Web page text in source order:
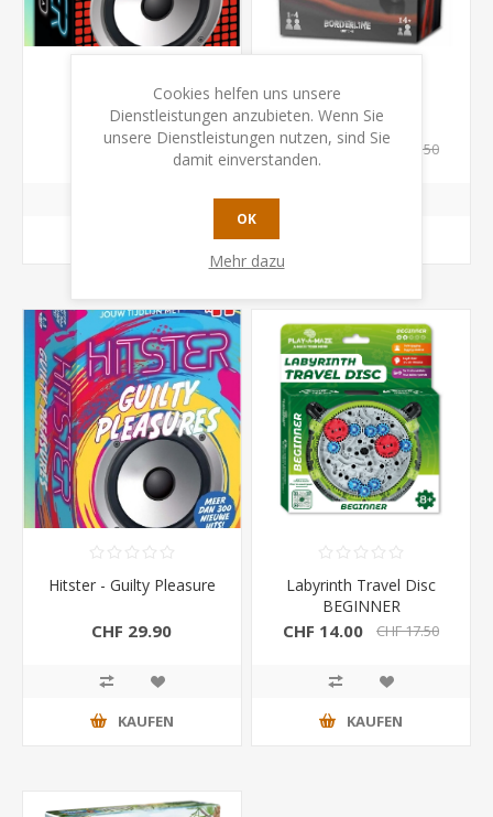
Hitster Schweiz
CHF 29.90
Kluster
CHF 24.50 CHF 28.50
Hitster - Guilty Pleasure
CHF 29.90
KAUFEN
Labyrinth Travel Disc
BEGINNER
CHF 14.00 CHF 17.50
KAUFEN
Cookies helfen uns unsere
Dienstleistungen anzubieten. Wenn Sie
unsere Dienstleistungen nutzen, sind Sie
damit einverstanden.
OK
Mehr dazu